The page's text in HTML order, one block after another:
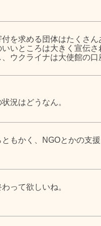
を求める団体はたくさん
いところは大きく宣伝
、ウクライナは大使館の
況はどうなん。
もかく、NGOとかの支
って欲しいね。